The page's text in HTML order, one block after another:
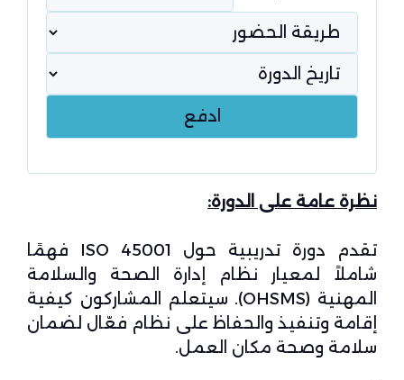
نظرة عامة على الدورة:
تقدم دورة تدريبية حول ISO 45001 فهمًا
شاملاً لمعيار نظام إدارة الصحة والسلامة
المهنية (OHSMS). سيتعلم المشاركون كيفية
إقامة وتنفيذ والحفاظ على نظام فعّال لضمان
سلامة وصحة مكان العمل.